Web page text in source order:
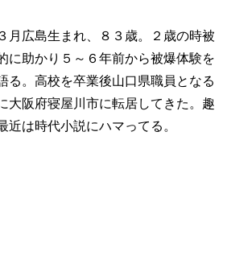
月広島生まれ、８３歳。２歳の時被
に助かり５～６年前から被爆体験を
る。高校を卒業後山口県職員となる
大阪府寝屋川市に転居してきた。趣
近は時代小説にハマってる。